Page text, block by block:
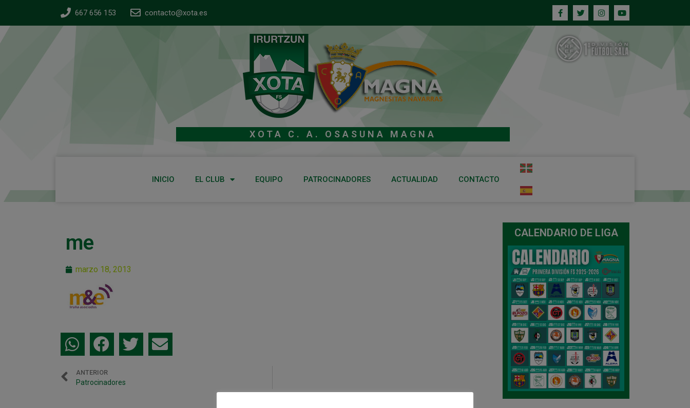
667 656 153 contacto@xota.es
XOTA C. A. OSASUNA MAGNA
INICIO EL CLUB EQUIPO PATROCINADORES ACTUALIDAD CONTACTO
me
marzo 18, 2013
ANTERIOR
Patrocinadores
CALENDARIO DE LIGA